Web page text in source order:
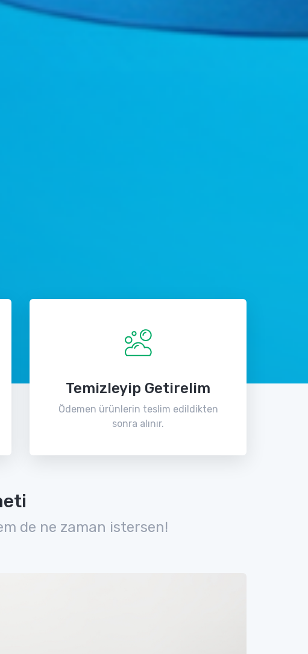
Temizleyip Getirelim
Ödemen ürünlerin teslim edildikten
sonra alınır.
de ne zaman istersen!